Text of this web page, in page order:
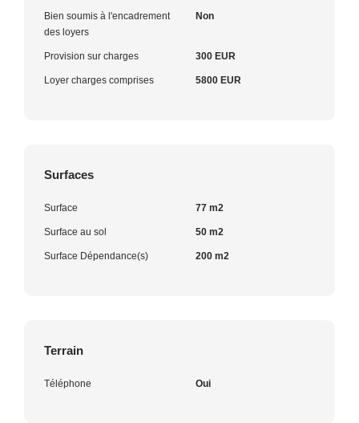
Bien soumis à l'encadrement
des loyers
Non
Provision sur charges 300 EUR
Loyer charges comprises 5800 EUR
Surfaces
Surface 77 m2
Surface au sol 50 m2
Surface Dépendance(s) 200 m2
Terrain
Téléphone Oui